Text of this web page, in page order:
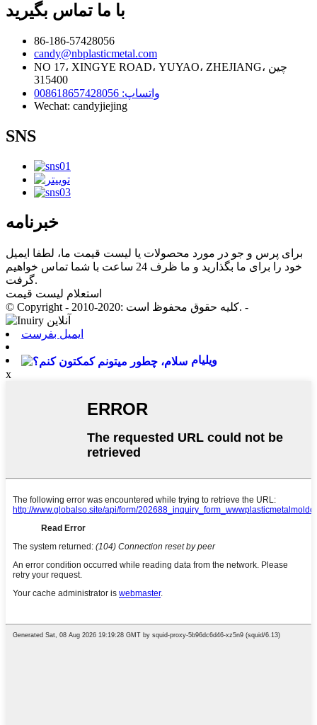
با ما تماس بگیرید
86-186-57428056
candy@nbplasticmetal.com
NO 17، XINGYE ROAD، YUYAO، ZHEJIANG، چین
315400
واتساپ: 008618657428056
Wechat: candyjiejing
SNS
خبرنامه
برای پرس و جو در مورد محصولات یا لیست قیمت ما، لطفا ایمیل
خود را برای ما بگذارید و ما ظرف 24 ساعت با شما تماس خواهیم
گرفت.
استعلام لیست قیمت
© Copyright - 2010-2020: کلیه حقوق محفوظ است. -
ایمیل بفرست
ویلیام
x